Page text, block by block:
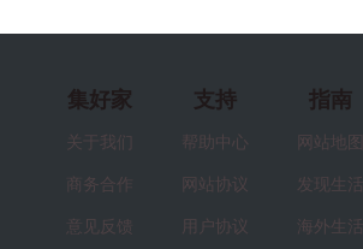
集好家
关于我们
商务合作
意见反馈
支持
帮助中心
网站协议
用户协议
指南
网站地图
发现生活
海外生活